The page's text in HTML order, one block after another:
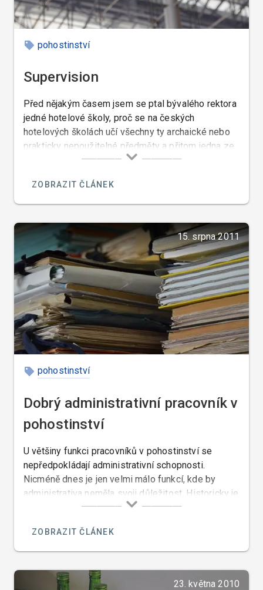
pohostinství
Supervision
Před nějakým časem jsem se ptal bývalého rektora
jedné hotelové školy, proč se na českých
hotelových školách učí všechny ty archaické nebo
prakticky nepoužitelné předměty a přitom jedna ze
základních znalostí managementu jako je
ZOBRAZIT ČLÁNEK
15. srpna 2011
pohostinství
Dobrý administrativní pracovník v
pohostinství
U většiny funkci pracovníků v pohostinství se
nepředpokládají administrativní schopnosti.
Nicméně dnes je jen velmi málo funkcí, kde by
administrativa neměla svoji důležitost. Historicky je
známo, že jen velmi málo třeba i slavných kuchařů
ZOBRAZIT ČLÁNEK
23. května 2010